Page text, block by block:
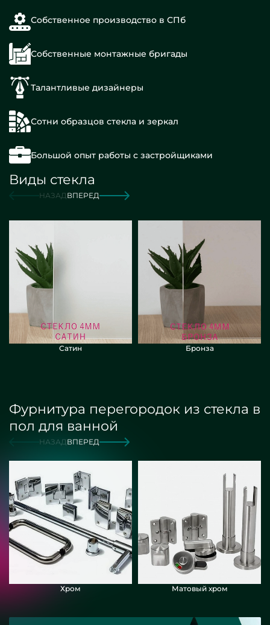
Собственное производство в СПб
Собственные монтажные бригады
Талантливые дизайнеры
Сотни образцов стекла и зеркал
Большой опыт работы с застройщиками
Виды стекла
НАЗАДВПЕРЕД
Сатин Бронза
Фурнитура перегородок из стекла в
пол для ванной
НАЗАДВПЕРЕД
Хром Матовый хром